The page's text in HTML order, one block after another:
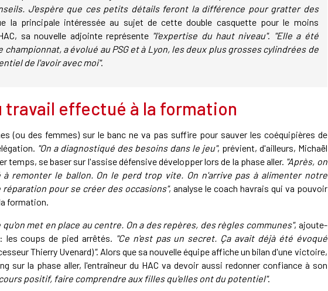
J'espère que ces petits détails feront la différence pour gratter des
la principale intéressée au sujet de cette double casquette pour le moins
sa nouvelle adjointe représente "l'expertise du haut niveau". "Elle a été
a évolué au PSG et à Lyon, les deux plus grosses cylindrées de
de l'avoir avec moi".
travail effectué à la formation
(ou des femmes) sur le banc ne va pas suffire pour sauver les coéquipières de
"On a diagnostiqué des besoins dans le jeu", prévient, d'ailleurs, Michaël
temps, se baser sur l'assise défensive développer lors de la phase aller. "Après, on
remonter le ballon. On le perd trop vite. On n'arrive pas à alimenter notre
pour se créer des occasions", analyse le coach havrais qui va pouvoir
formation.
met en place au centre. On a des repères, des règles communes", ajoute-
coups de pied arrêtés. "Ce n'est pas un secret. Ça avait déjà été évoqué
Thierry Uvenard)". Alors que sa nouvelle équipe affiche un bilan d'une victoire,
sur la phase aller, l'entraîneur du HAC va devoir aussi redonner confiance à son
positif, faire comprendre aux filles qu'elles ont du potentiel".